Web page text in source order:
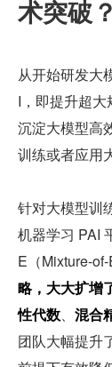
术突破？
从开始研发大
I，即提升超大
沉淀大模型高
训练或者应用
针对大模型训
机器学习 PAI
E（Mixture-of-
略，大大扩增
性代数、 混合
团队大幅提升